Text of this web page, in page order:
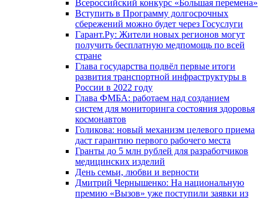
Всероссийский конкурс «Большая перемена»
Вступить в Программу долгосрочных
сбережений можно будет через Госуслуги
Гарант.Ру: Жители новых регионов могут
получить бесплатную медпомощь по всей
стране
Глава государства подвёл первые итоги
развития транспортной инфраструктуры в
России в 2022 году
Глава ФМБА: работаем над созданием
систем для мониторинга состояния здоровья
космонавтов
Голикова: новый механизм целевого приема
даст гарантию первого рабочего места
Гранты до 5 млн рублей для разработчиков
медицинских изделий
День семьи, любви и верности
Дмитрий Чернышенко: На национальную
премию «Вызов» уже поступили заявки из